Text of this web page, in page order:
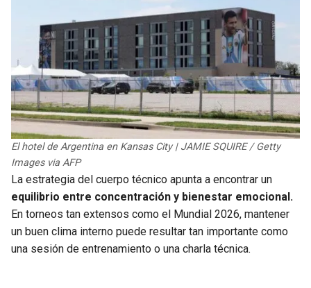
El hotel de Argentina en Kansas City | JAMIE SQUIRE / Getty
Images via AFP
La estrategia del cuerpo técnico apunta a encontrar un
equilibrio entre concentración y bienestar emocional.
En torneos tan extensos como el Mundial 2026, mantener
un buen clima interno puede resultar tan importante como
una sesión de entrenamiento o una charla técnica.